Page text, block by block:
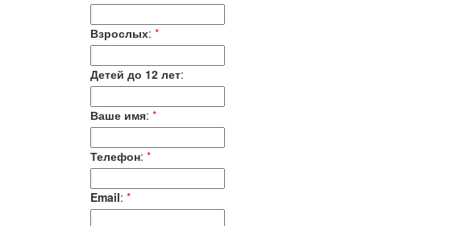
Взрослых: *
Детей до 12 лет:
Ваше имя: *
Телефон: *
Email: *